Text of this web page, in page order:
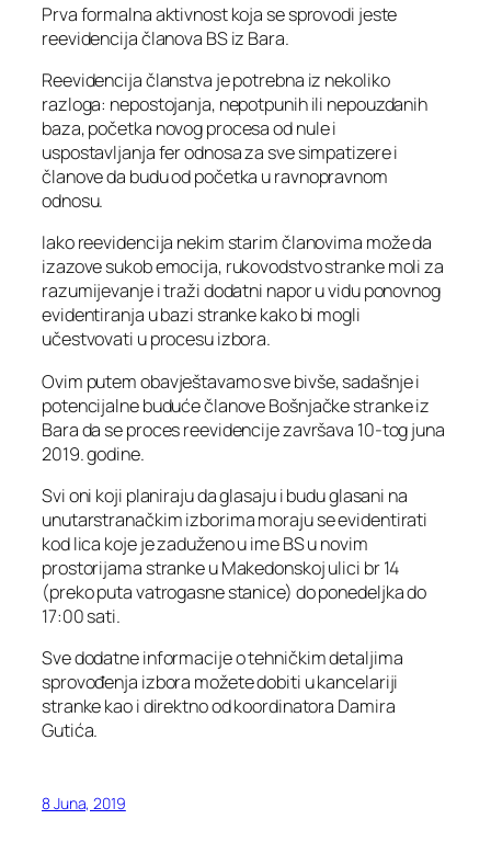
Prva formalna aktivnost koja se sprovodi jeste
reevidencija članova BS iz Bara.
Reevidencija članstva je potrebna iz nekoliko
razloga: nepostojanja, nepotpunih ili nepouzdanih
baza, početka novog procesa od nule i
uspostavljanja fer odnosa za sve simpatizere i
članove da budu od početka u ravnopravnom
odnosu.
Iako reevidencija nekim starim članovima može da
izazove sukob emocija, rukovodstvo stranke moli za
razumijevanje i traži dodatni napor u vidu ponovnog
evidentiranja u bazi stranke kako bi mogli
učestvovati u procesu izbora.
Ovim putem obavještavamo sve bivše, sadašnje i
potencijalne buduće članove Bošnjačke stranke iz
Bara da se proces reevidencije završava 10-tog juna
2019. godine.
Svi oni koji planiraju da glasaju i budu glasani na
unutarstranačkim izborima moraju se evidentirati
kod lica koje je zaduženo u ime BS u novim
prostorijama stranke u Makedonskoj ulici br 14
(preko puta vatrogasne stanice) do ponedeljka do
17:00 sati.
Sve dodatne informacije o tehničkim detaljima
sprovođenja izbora možete dobiti u kancelariji
stranke kao i direktno od koordinatora Damira
Gutića.
8 Juna, 2019